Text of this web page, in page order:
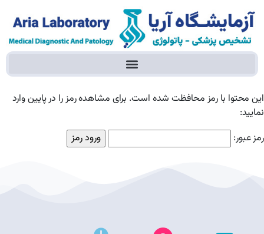
این محتوا با رمز محافظت شده است. برای مشاهده رمز را در پایین وارد
نمایید:
رمز عبور: